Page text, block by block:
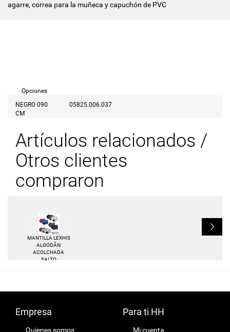
agarre, correa para la muñeca y capuchón de PVC
Opciones
NEGRO 090
CM
05825.006.037
Artículos relacionados /
Otros clientes
compraron
MANTILLA LEXHIS
ALGODÃN
ACOLCHADA
SALTO
L
Empresa
Quienes somos
Para ti HH
Mi cuenta